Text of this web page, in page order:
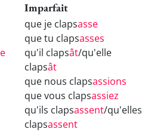
e
Imparfait
que je clapsasse
que tu clapsasses
qu'il clapsât/qu'elle
clapsât
que nous clapsassions
que vous clapsassiez
qu'ils clapsassent/qu'elles
clapsassent